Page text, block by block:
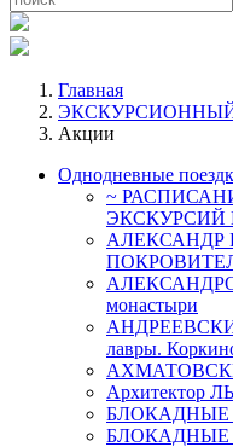
Главная
ЭКСКУРСИОННЫЙ
Акции
Однодневные
~
ЭКСКУРСИЙ
монастыри
лавры.
АХМАТОВСКИЕ
Архитектор
БЛОКАДНЫЕ
БЛОКАДНЫЕ